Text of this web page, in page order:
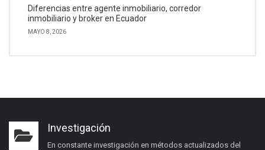
Diferencias entre agente inmobiliario, corredor
inmobiliario y broker en Ecuador
MAYO 8, 2026
Investigación
En constante investigación en métodos actualizados del